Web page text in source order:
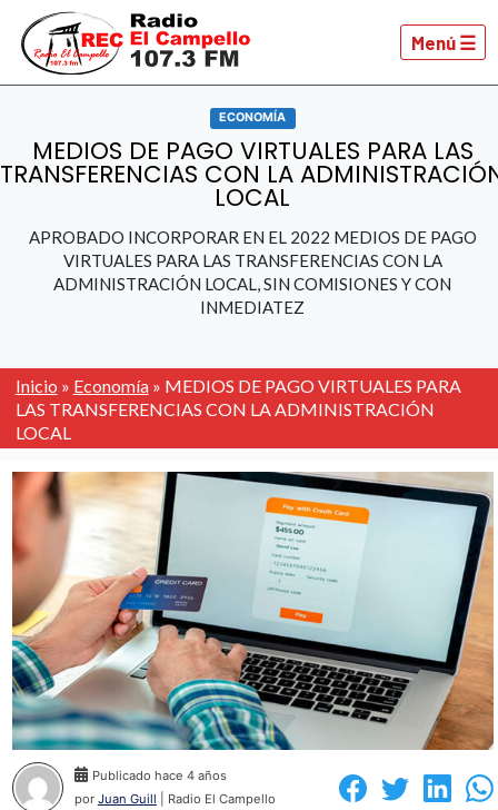
Menú ☰
ECONOMÍA
MEDIOS DE PAGO VIRTUALES PARA LAS
TRANSFERENCIAS CON LA
LOCAL
APROBADO INCORPORAR EN EL 2022 MEDIOS DE PAGO
VIRTUALES PARA LAS TRANSFERENCIAS CON LA
ADMINISTRACIÓN LOCAL, SIN COMISIONES Y CON
INMEDIATEZ
Inicio » Economía» MEDIOS DE PAGO VIRTUALES PARA
LAS TRANSFERENCIAS CON LA ADMINISTRACIÓN
LOCAL
Publicado hace 4 años
por Juan Guill | Radio El Campello